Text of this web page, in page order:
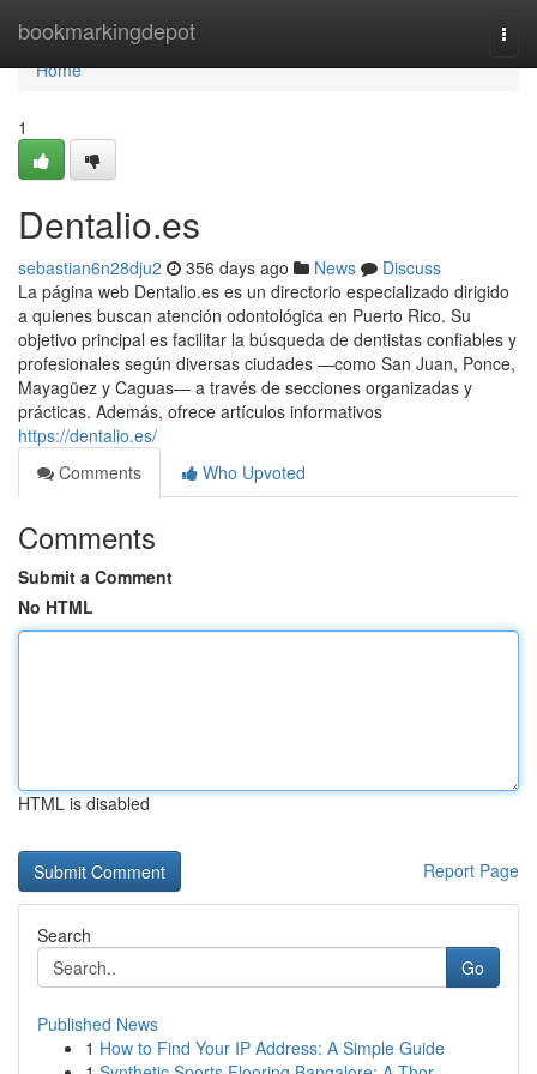
bookmarkingdepot
Home
Home
1
Dentalio.es
sebastian6n28dju2 356 days ago News
Discuss
La página web Dentalio.es es un directorio especializado dirigido
a quienes buscan atención odontológica en Puerto Rico. Su
objetivo principal es facilitar la búsqueda de dentistas confiables y
profesionales según diversas ciudades —como San Juan, Ponce,
Mayagüez y Caguas— a través de secciones organizadas y
prácticas. Además, ofrece artículos informativos
https://dentalio.es/
Comments
Who Upvoted
Comments
Submit a Comment
No HTML
HTML is disabled
Report Page
Search
Go
Published News
1 How to Find Your IP Address: A Simple Guide